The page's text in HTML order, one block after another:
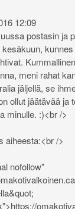
12:09
postasin ja
meni rahat
jäljellä, se
ollut jäätävää ja
minulle. :)<br />
aiheesta:<br />
nofollow"
;
https://